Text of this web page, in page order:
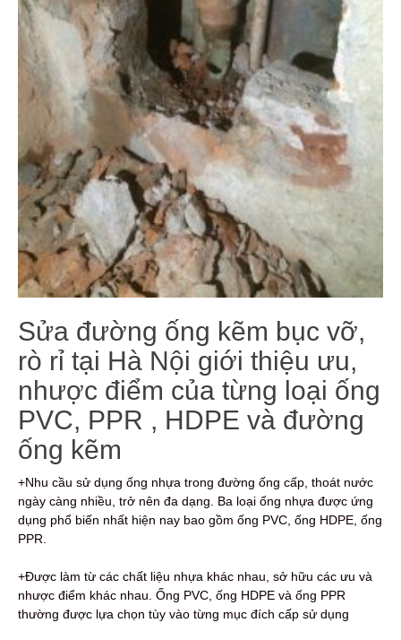
Sửa đường ống kẽm bục vỡ,
rò rỉ tại Hà Nội giới thiệu ưu,
nhược điểm của từng loại ống
PVC, PPR , HDPE và đường
ống kẽm
+Nhu cầu sử dụng ống nhựa trong đường ống cấp, thoát nước
ngày càng nhiều, trở nên đa dạng. Ba loại ống nhựa được ứng
dụng phổ biến nhất hiện nay bao gồm ống PVC, ống HDPE, ống
PPR.
+Được làm từ các chất liệu nhựa khác nhau, sở hữu các ưu và
nhược điểm khác nhau. Ống PVC, ống HDPE và ống PPR
thường được lựa chọn tùy vào từng mục đích cấp sử dụng